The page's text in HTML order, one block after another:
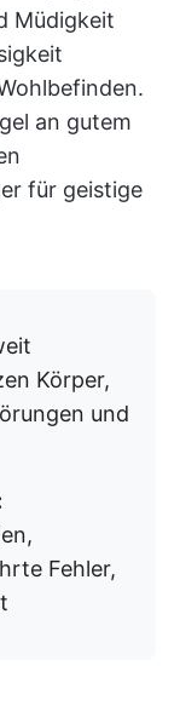
Müdigkeit
an gutem
für geistige
Körper,
und
Fehler,